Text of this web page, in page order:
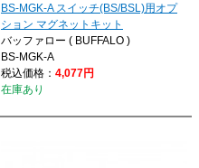
BS-MGK-A スイッチ(BS/BSL)用オプ
ション マグネットキット
バッファロー ( BUFFALO )
BS-MGK-A
税込価格： 4,077円
在庫あり